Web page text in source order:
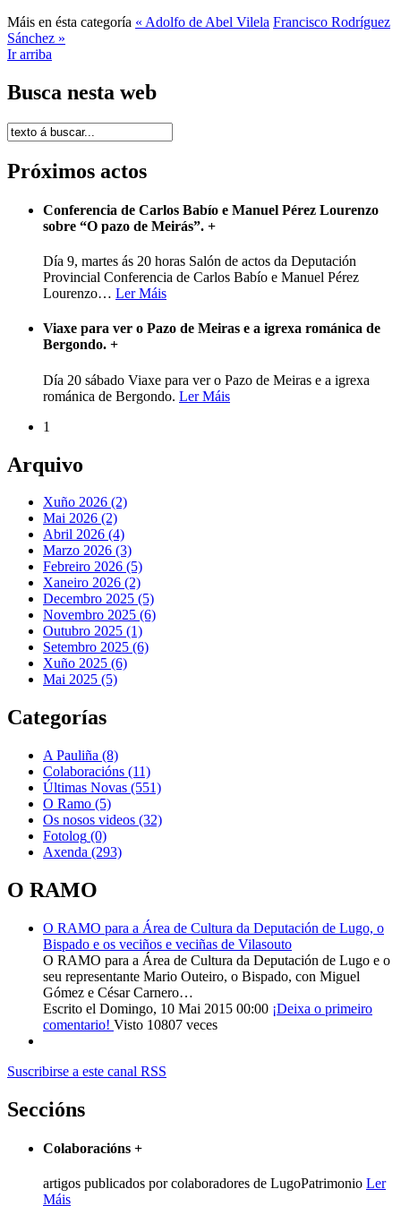
Máis en ésta categoría « Adolfo de Abel Vilela Francisco Rodríguez
Sánchez »
Ir arriba
Busca nesta web
Próximos actos
Conferencia de Carlos Babío e Manuel Pérez Lourenzo
sobre “O pazo de Meirás”. +
Día 9, martes ás 20 horas Salón de actos da Deputación
Provincial Conferencia de Carlos Babío e Manuel Pérez
Lourenzo… Ler Máis
Viaxe para ver o Pazo de Meiras e a igrexa románica de
Bergondo. +
Día 20 sábado Viaxe para ver o Pazo de Meiras e a igrexa
románica de Bergondo. Ler Máis
1
Arquivo
Xuño 2026 (2)
Mai 2026 (2)
Abril 2026 (4)
Marzo 2026 (3)
Febreiro 2026 (5)
Xaneiro 2026 (2)
Decembro 2025 (5)
Novembro 2025 (6)
Outubro 2025 (1)
Setembro 2025 (6)
Xuño 2025 (6)
Mai 2025 (5)
Categorías
A Pauliña (8)
Colaboracións (11)
Últimas Novas (551)
O Ramo (5)
Os nosos videos (32)
Fotolog (0)
Axenda (293)
O RAMO
O RAMO para a Área de Cultura da Deputación de Lugo, o
Bispado e os veciños e veciñas de Vilasouto
O RAMO para a Área de Cultura da Deputación de Lugo e o
seu representante Mario Outeiro, o Bispado, con Miguel
Gómez e César Carnero…
Escrito el Domingo, 10 Mai 2015 00:00 ¡Deixa o primeiro
comentario! Visto 10807 veces
Suscribirse a este canal RSS
Seccións
Colaboracións +
artigos publicados por colaboradores de LugoPatrimonio Ler
Máis